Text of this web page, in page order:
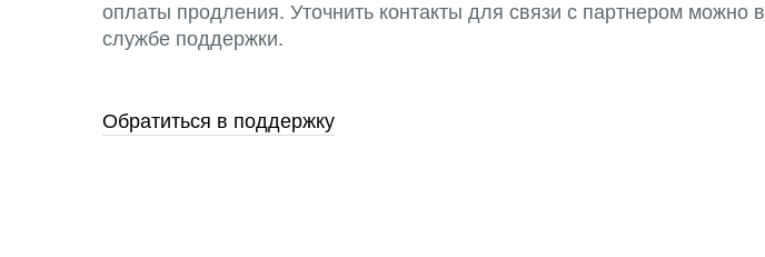
оплаты продления. Уточнить контакты для связи с партнером можно в
службе поддержки.
Обратиться в поддержку